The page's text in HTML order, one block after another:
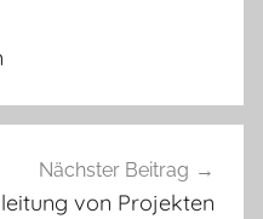
Nächster Beitrag
von Projekten